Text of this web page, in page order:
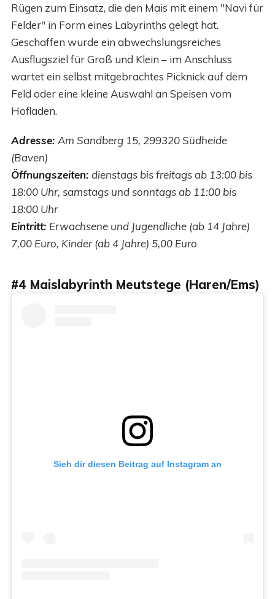
Rügen zum Einsatz, die den Mais mit einem "Navi für
Felder" in Form eines Labyrinths gelegt hat.
Geschaffen wurde ein abwechslungsreiches
Ausflugsziel für Groß und Klein – im Anschluss
wartet ein selbst mitgebrachtes Picknick auf dem
Feld oder eine kleine Auswahl an Speisen vom
Hofladen.
Adresse: Am Sandberg 15, 299320 Südheide
(Baven)
Öffnungszeiten: dienstags bis freitags ab 13:00 bis
18:00 Uhr, samstags und sonntags ab 11:00 bis
18:00 Uhr
Eintritt: Erwachsene und Jugendliche (ab 14 Jahre)
7,00 Euro, Kinder (ab 4 Jahre) 5,00 Euro
#4 Maislabyrinth Meutstege (Haren/Ems)
Sieh dir diesen Beitrag auf Instagram an